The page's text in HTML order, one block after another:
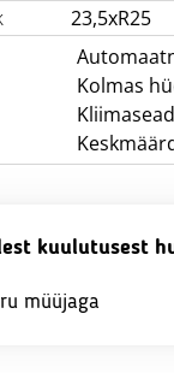
23,5xR25
Kolmas
kuulutusest
müüjaga